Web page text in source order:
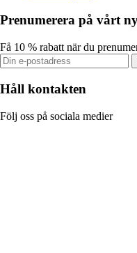
Prenumerera på vårt
Få 10 % rabatt när du
Håll kontakten
Följ oss på sociala medier